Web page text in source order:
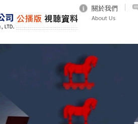
關於我們
About Us